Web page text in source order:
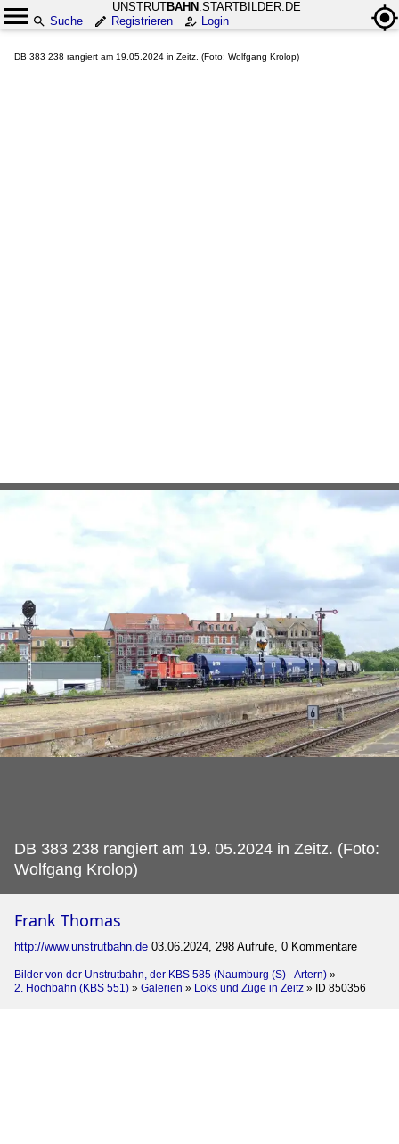
UNSTRUTBAHN .STARTBILDER.DE
Suche
Registrieren Login
DB 383 238 rangiert am 19.05.2024 in Zeitz. (Foto: Wolfgang Krolop)
DB 383 238 rangiert am 19. 05.2024 in Zeitz. (Foto:
Wolfgang Krolop)
Frank Thomas
http://www.unstrutbahn.de 03.06.2024, 298 Aufrufe, 0 Kommentare
Bilder von der Unstrutbahn, der KBS 585 (Naumburg (S) - Artern) »
2. Hochbahn (KBS 551) » Galerien » Loks und Züge in Zeitz » ID 850356